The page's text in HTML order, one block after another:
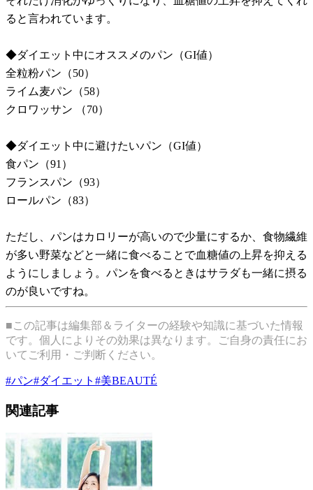
ると言われています。
◆ダイエット中にオススメのパン（GI値）
全粒粉パン（50）
ライム麦パン（58）
クロワッサン （70）
◆ダイエット中に避けたいパン（GI値）
食パン（91）
フランスパン（93）
ロールパン（83）
ただし、パンはカロリーが高いので少量にするか、食物繊維
が多い野菜などと一緒に食べることで血糖値の上昇を抑える
ようにしましょう。パンを食べるときはサラダも一緒に摂る
のが良いですね。
■この記事は編集部＆ライターの経験や知識に基づいた情報
です。個人によりその効果は異なります。ご自身の責任にお
いてご利用・ご判断ください。
#パン#ダイエット #美BEAUTÉ
関連記事